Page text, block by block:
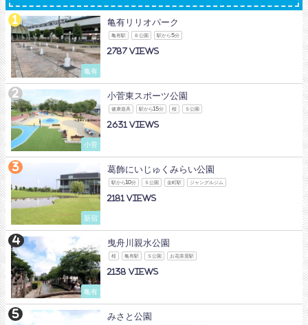
亀有
亀有リリオパーク
亀有駅 Ｂ公園 駅から5分
2787
小菅
小菅東スポーツ公園
健康遊具 駅から15分 桜 Ｓ公園
2631
新宿
葛飾にいじゅくみらい公園
駅から10分 Ｓ公園 金町駅 ジャングルジム
2181
亀有
曳舟川親水公園
桜 亀有駅 Ｓ公園 お花茶屋駅
2138
みさと公園